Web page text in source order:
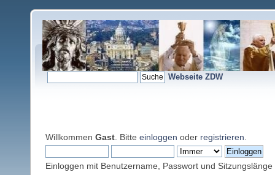
Webseite ZDW
Willkommen Gast . Bitte einloggen oder registrieren
Einloggen mit Benutzername, Passwort und Sitzungslänge